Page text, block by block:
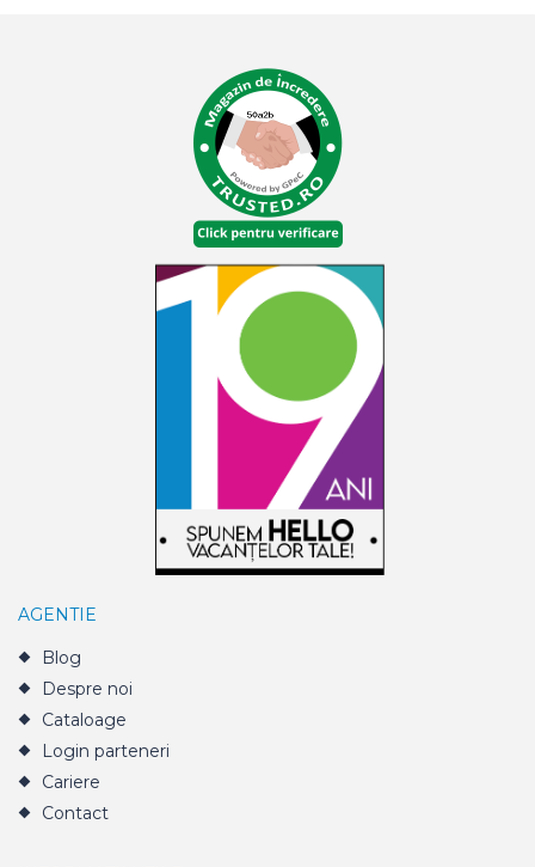
AGENTIE
Blog
Despre noi
Cataloage
Login parteneri
Cariere
Contact